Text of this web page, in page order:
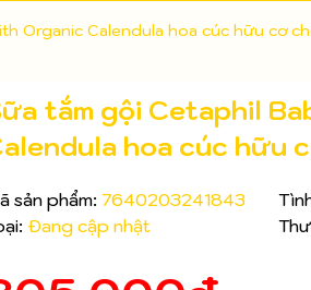
Organic Calendula hoa cúc hữu cơ
tắm gội Cetaphil
hoa cúc hữu
sản phẩm: 7640203241843
Đang cập nhật
giảm giá: